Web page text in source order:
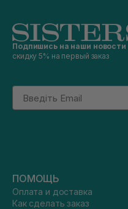
Подпишись на наши новости
скидку 5% на первый заказ
Email
ПОМОЩЬ
Оплата и доставка
Как сделать заказ